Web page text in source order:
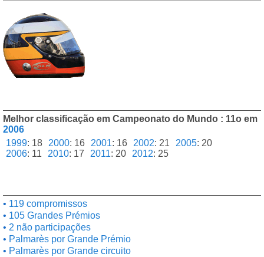
Melhor classificação em Campeonato do Mundo : 11o em
2006
1999: 18 2000: 16 2001: 16 2002: 21 2005: 20
2006: 11 2010: 17 2011: 20 2012: 25
119 compromissos
105 Grandes Prémios
2 não participações
Palmarès por Grande Prémio
Palmarès por Grande circuito